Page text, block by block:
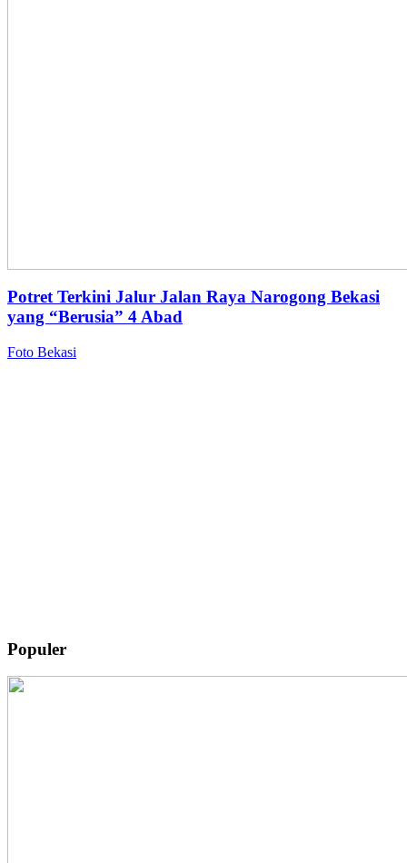
Potret Terkini Jalur Jalan Raya Narogong Bekasi
yang “Berusia” 4 Abad
Foto Bekasi
Populer